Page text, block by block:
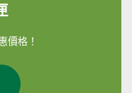
價格！